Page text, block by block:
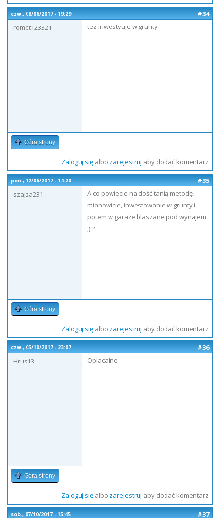
czw., 08/06/2017 - 19:29
#34
romet123321
tez inwestyuje w grunty
Góra strony
Zaloguj sięalbo zarejestruj aby dodać komentarz
pon., 12/06/2017 - 14:20
#35
szajza231
A co powiecie na dość tanią metodę,
mianowicie, inwestowanie w grunty i
potem w garaże blaszane pod wynajem
;) ?
Góra strony
Zaloguj sięalbo zarejestruj aby dodać komentarz
czw., 05/10/2017 - 23:07
#36
Hrus13
Oplacalne
Góra strony
Zaloguj sięalbo zarejestruj aby dodać komentarz
sob., 07/10/2017 - 15:45
#37